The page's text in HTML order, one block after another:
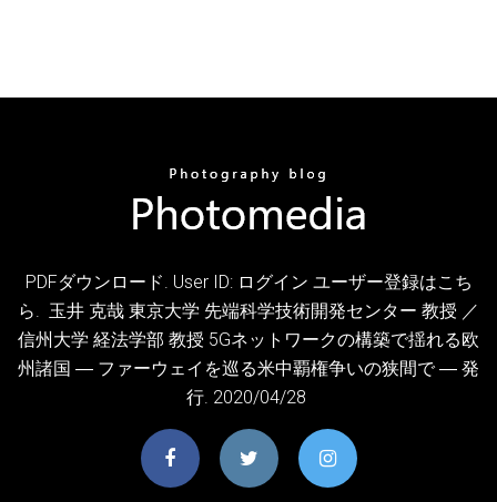
PDFダウンロード. User ID: ログイン ユーザー登録はこち
ら. ​ 玉井 克哉 東京大学 先端科学技術開発センター 教授 ／
信州大学 経法学部 教授 5Gネットワークの構築で揺れる欧
州諸国 ― ファーウェイを巡る米中覇権争いの狭間で ― 発
行. 2020/04/28